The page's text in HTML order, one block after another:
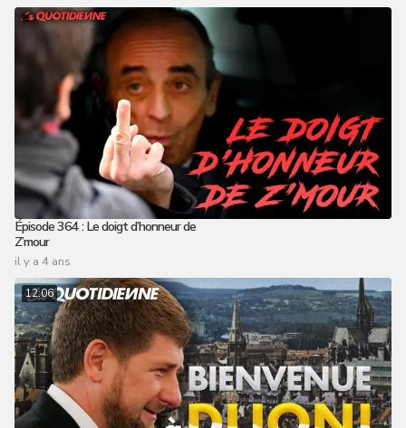
Épisode 364 : Le doigt d’honneur de
Z’mour
il y a 4 ans
12:06